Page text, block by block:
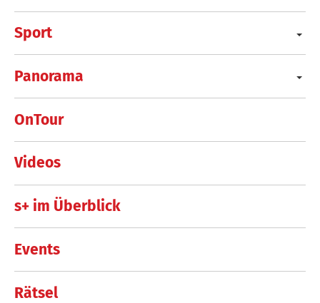
Sport
Panorama
OnTour
Videos
s+ im Überblick
Events
Rätsel